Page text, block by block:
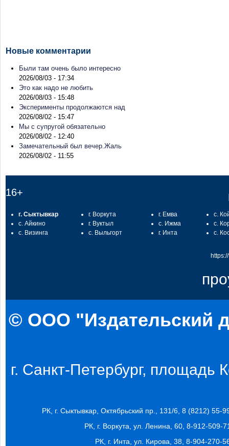
Новые комментарии
Были там очень было интересно
2026/08/03 - 17:34
Это как надо не любить
2026/08/03 - 15:48
Эксперименты продолжаются над
2026/08/02 - 15:47
Мы с супругой обязательно
2026/08/02 - 12:40
Замечательный был вечер.Жаль
2026/08/02 - 11:55
16+
г. Сыктывкар
с. Айкино
с. Визинга
г. Воркута
г. Вуктыл
с. Выльгорт
г. Емва
с. Ижма
г. Инта
с.
с.
с.
© ООО "Издательский
г. Санкт-Петербург, площадь
РК, г. Сыктывкар, Октябрьский пр., 131/6, 8 (8212) 55-
РК, г. Воркута, ул. Ленина, 60, 8-912-509-
РК, г. Инта, ул. Кирова, 38, 8-904-270-